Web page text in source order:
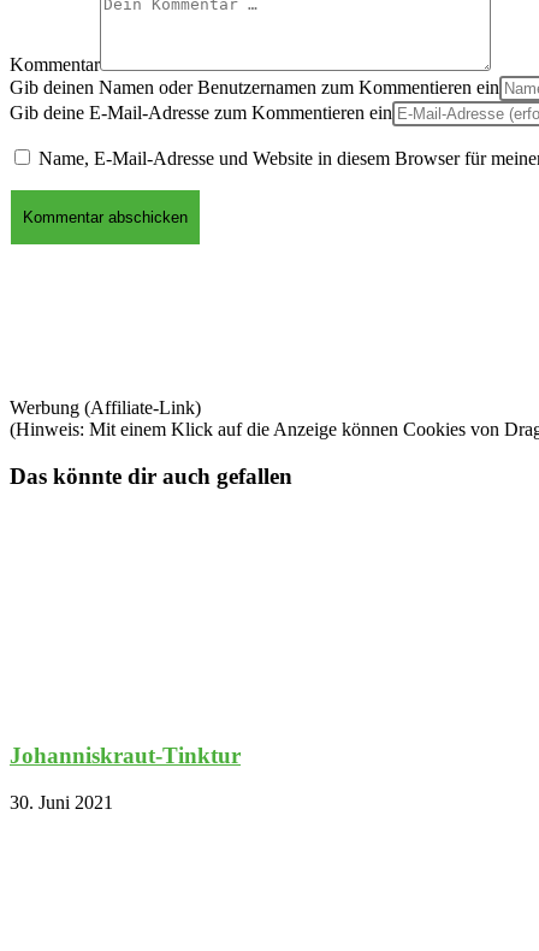
Kommentar
Gib deinen Namen oder Benutzernamen zum Kommentieren ein
Gib deine E-Mail-Adresse zum Kommentieren ein
Name, E-Mail-Adresse und Website in diesem Browser für
Werbung (Affiliate-Link)
(Hinweis: Mit einem Klick auf die Anzeige können Cookies von
Das könnte dir auch gefallen
Johanniskraut-Tinktur
30. Juni 2021